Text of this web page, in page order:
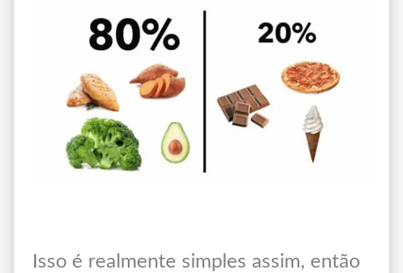
Isso é realmente simples assim, então